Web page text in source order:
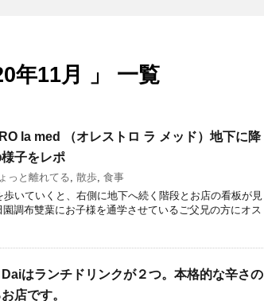
年11月 」 一覧
la med （オレストロ ラ メッド）地下に降
子をレポ
っと離れてる, 散歩, 食事
いていくと、右側に地下へ続く階段とお店の看板が見
調布雙葉にお子様を通学させているご父兄の方にオス
はランチドリンクが２つ。本格的な辛さの
店です。